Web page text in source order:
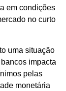
em condições
no curto
uma situação
impacta
pelas
monetária